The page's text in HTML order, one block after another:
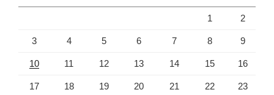
1 2
3 4 5 6 7 8 9
10 11 12 13 14 15 16
17 18 19 20 21 22 23